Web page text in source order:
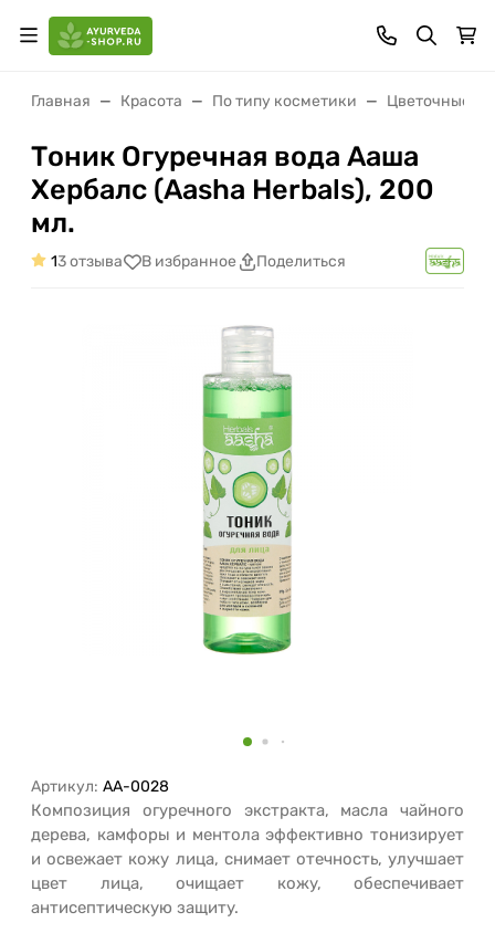
Главная Красота По типу косметики Цветочные
Тоник Огуречная вода Ааша
Хербалс (Aasha Herbals), 200
мл.
13 отзыва В избранное Поделиться
Артикул: AA-0028
Композиция огуречного экстракта, масла чайного
дерева, камфоры и ментола эффективно тонизирует
и освежает кожу лица, снимает отечность, улучшает
цвет лица, очищает кожу, обеспечивает
антисептическую защиту.